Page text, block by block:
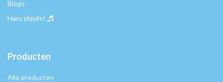
Blogs
Haru playlist
Producten
Alle producten